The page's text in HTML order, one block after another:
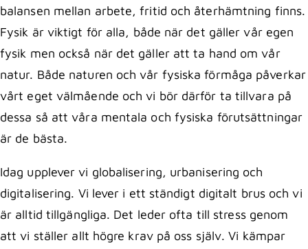
balansen mellan arbete, fritid och återhämtning finns.
Fysik är viktigt för alla, både när det gäller vår egen
fysik men också när det gäller att ta hand om vår
natur. Både naturen och vår fysiska förmåga påverkar
vårt eget välmående och vi bör därför ta tillvara på
dessa så att våra mentala och fysiska förutsättningar
är de bästa.
Idag upplever vi globalisering, urbanisering och
digitalisering. Vi lever i ett ständigt digitalt brus och vi
är alltid tillgängliga. Det leder ofta till stress genom
att vi ställer allt högre krav på oss själv. Vi kämpar